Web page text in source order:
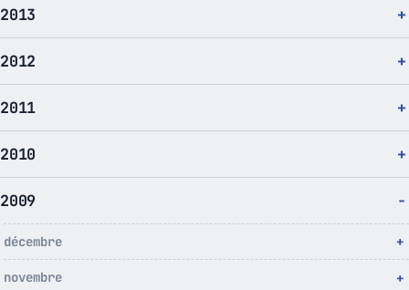
2013
2012
2011
2010
2009
décembre
novembre